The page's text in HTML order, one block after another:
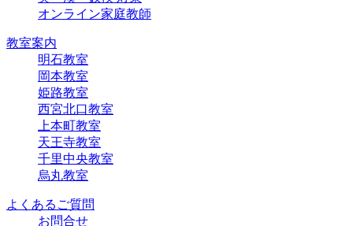
オンライン家庭教師
教室案内
明石教室
岡本教室
姫路教室
西宮北口教室
上本町教室
天王寺教室
千里中央教室
烏丸教室
よくあるご質問
お問合せ